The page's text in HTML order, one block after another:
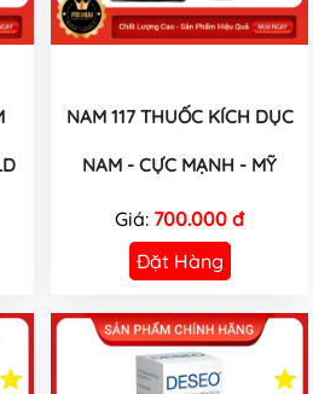
NAM 117 THUỐC KÍCH DỤC
NAM - CỰC MẠNH - MỸ
Giá: 700.000 đ
Đặt Hàng